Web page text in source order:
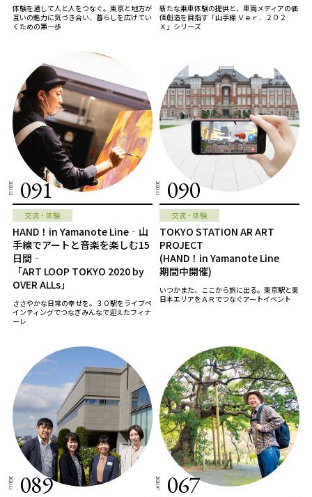
体験を通して人と人をつなぐ。東京と地方が
互いの魅力に気づき合い、暮らしを広げてい
くための第一歩
新たな乗車体験の提供と、車両メディアの価
値創造を目指す「山手線 Ｖｅｒ．２０２
Ｘ」シリーズ
2020.12 091
交流・体験
HAND！in Yamanote Line‐山
手線でアートと音楽を楽しむ15
日間‐
「ART LOOP TOKYO 2020 by
OVER ALLs」
ささやかな日常の幸せを。３０駅をライブペ
インティングでつなぎみんなで迎えたフィナ
ーレ
2020.11 090
交流・体験
TOKYO STATION AR ART
PROJECT
(HAND！in Yamanote Line
期間中開催)
いつかまた、ここから旅に出る。東京駅と東
日本エリアをＡＲでつなぐアートイベント
2020.11 089 2020.07 067